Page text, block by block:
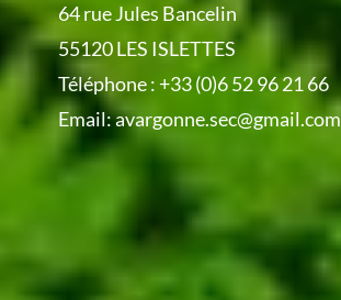
64 rue Jules Bancelin
55120 LES ISLETTES
Téléphone :+33 (0)6 52 96 21 66
Email:avargonne.sec@gmail.com